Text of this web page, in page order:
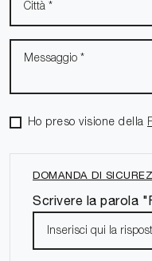
Ho preso visione della
DOMANDA DI
Scrivere la parola